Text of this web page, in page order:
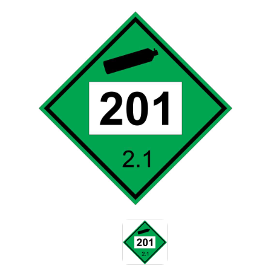
Знаки вертикальной разметки
Светодиодные дорожные знаки
Дорожные знаки с внутренней подсветкой
Заградительные светодиодные знаки
Передвижные заградительные знаки
Опоры дорожных знаков (Стойки)
Крепления для дорожных знаков (Хомуты)
Переносные опоры
Светодиодные знаки на солнечной